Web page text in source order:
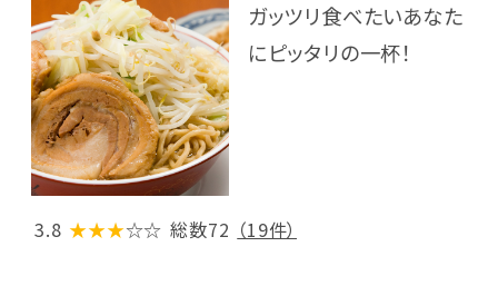
ガッツリ食べたいあなた
にピッタリの一杯！
3.8 ★★★☆☆ 総数72 （19件）